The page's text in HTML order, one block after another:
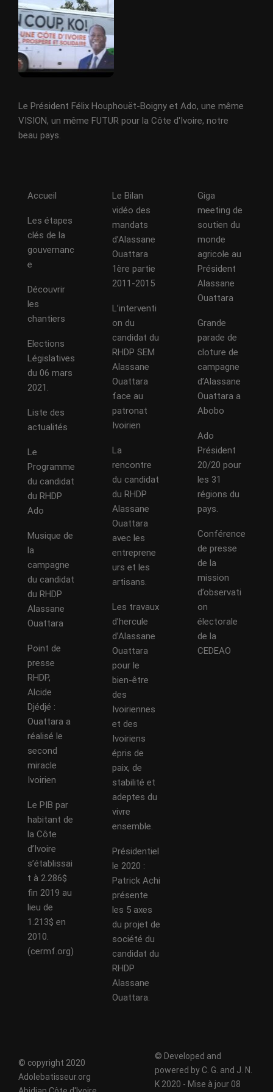
Le Président Félix Houphouët-Boigny et Ado, une même
VISION, un même FUTUR pour la Côte d'Ivoire, notre
beau pays.
Accueil
Les étapes
clés de la
gouvernanc
e
Découvrir
les
chantiers
Elections
Législatives
du 06 mars
2021.
Liste des
actualités
Le
Programme
du candidat
du RHDP
Ado
Musique de
la
campagne
du candidat
du RHDP
Alassane
Ouattara
Point de
presse
RHDP,
Alcide
Djédjé :
Ouattara a
réalisé le
second
miracle
Ivoirien
Le PIB par
habitant de
la Côte
d’Ivoire
s’établissai
t à 2.286$
fin 2019 au
lieu de
1.213$ en
2010.
(cermf.org)
Le Bilan
vidéo des
mandats
d’Alassane
Ouattara
1ère partie
2011-2015
L’interventi
on du
candidat du
RHDP SEM
Alassane
Ouattara
face au
patronat
Ivoirien
La
rencontre
du candidat
du RHDP
Alassane
Ouattara
avec les
entreprene
urs et les
artisans.
Les travaux
d’hercule
d’Alassane
Ouattara
pour le
bien-être
des
Ivoiriennes
et des
Ivoiriens
épris de
paix, de
stabilité et
adeptes du
vivre
ensemble.
Présidentiel
le 2020 :
Patrick Achi
présente
les 5 axes
du projet de
société du
candidat du
RHDP
Alassane
Ouattara.
Giga
meeting de
soutien du
monde
agricole au
Président
Alassane
Ouattara
Grande
parade de
cloture de
campagne
d’Alassane
Ouattara a
Abobo
Ado
Président
20/20 pour
les 31
régions du
pays.
Conférence
de presse
de la
mission
d’observati
on
électorale
de la
CEDEAO
© copyright 2020
Adolebatisseur.org
© Developed and
powered by C. G. and J. N.
K 2020 - Mise à jour 08